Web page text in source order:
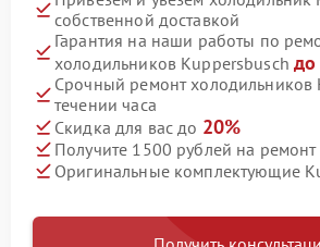
собственной доставкой
Гарантия на наши работы по
холодильников Kuppersbuschдо
Срочный ремонт холодильников
течении часа
Скидка для вас до 20%
Получите 1500 рублей на ремонт
Оригинальные комплектующие